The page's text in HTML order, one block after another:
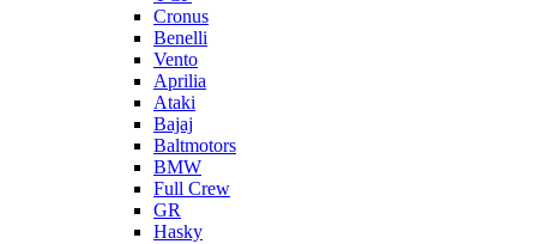
Cronus
Benelli
Vento
Aprilia
Ataki
Bajaj
Baltmotors
BMW
Full Crew
GR
Hasky